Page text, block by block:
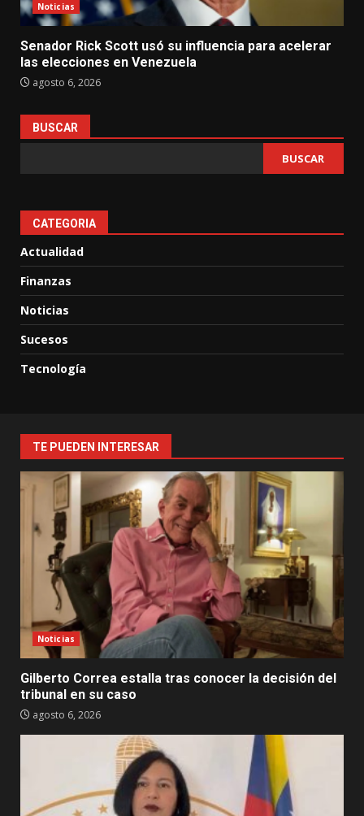
Noticias
Senador Rick Scott usó su influencia para acelerar
las elecciones en Venezuela
agosto 6, 2026
BUSCAR
BUSCAR
CATEGORIA
Actualidad
Finanzas
Noticias
Sucesos
Tecnología
TE PUEDEN INTERESAR
Noticias
Gilberto Correa estalla tras conocer la decisión del
tribunal en su caso
agosto 6, 2026